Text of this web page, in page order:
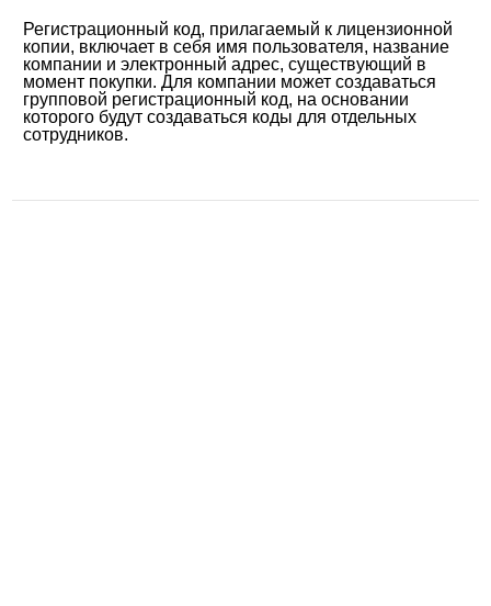
Регистрационный код, прилагаемый к лицензионной
копии, включает в себя имя пользователя, название
компании и электронный адрес, существующий в
момент покупки. Для компании может создаваться
групповой регистрационный код, на основании
которого будут создаваться коды для отдельных
сотрудников.